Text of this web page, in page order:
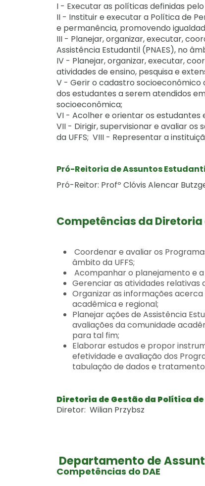
I - Executar as políticas definidas
II - Instituir e executar a Política de
e permanência, promovendo
III - Planejar, organizar, executar,
Assistência Estudantil (PNAES), no
IV - Planejar, organizar, executar,
atividades de ensino, pesquisa e
V - Gerir o cadastro socioeconômico
dos estudantes a serem atendidos
socioeconômica;
VI - Acolher e orientar os estudantes
VII - Dirigir, supervisionar e avaliar
da UFFS; VIII - Representar a
Pró-Reitoria de Assuntos
Pró-Reitor: Profº Clóvis Alencar
Competências da Diretoria
Coordenar e avaliar os
âmbito da UFFS;
Acompanhar o planejamento e
Gerenciar as atividades relativas
Organizar as informações acerca
acadêmica e regional;
Planejar ações de Assistência
avaliações da comunidade
para tal fim;
Elaborar estudos e propor
efetividade e avaliação dos
tabulação de dados e
Diretoria de Gestão da Política de
Diretor: Wilian Przybsz
Departamento de
Competências do DAE